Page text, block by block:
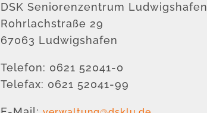
DSK Seniorenzentrum Ludwigshafen
Rohrlachstraße 29
67063 Ludwigshafen
Telefon: 0621 52041-0
Telefax: 0621 52041-99